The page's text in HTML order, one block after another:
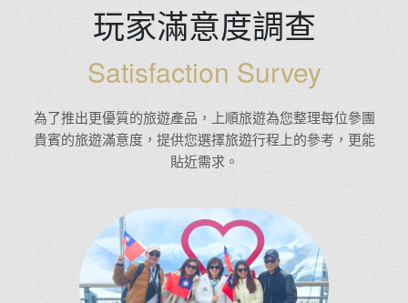
玩家滿意度調查
Satisfaction Survey
為了推出更優質的旅遊產品，上順旅遊為您整理每位參團
貴賓的旅遊滿意度，提供您選擇旅遊行程上的參考，更能
貼近需求。